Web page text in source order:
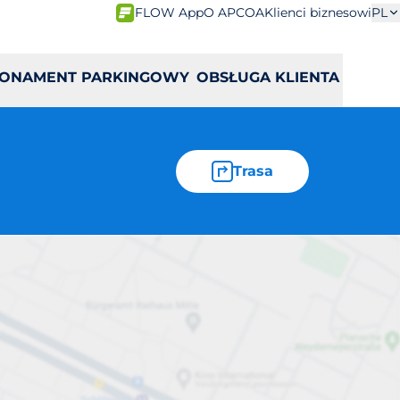
FLOW AppO APCOAKlienci biznesowiPL
PARKINGOWY OBSŁUGA KLIENTA
Trasa
2a